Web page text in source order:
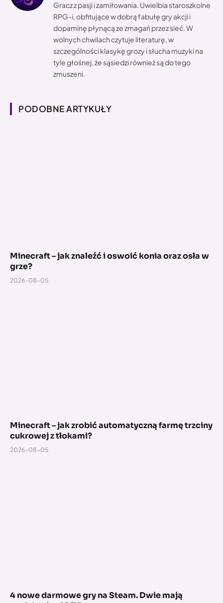
Gracz z pasji i zamiłowania. Uwielbia staroszkolne
RPG-i, obfitujące w dobrą fabułę gry akcji i
dopaminę płynącą ze zmagań przez sieć. W
wolnych chwilach czytuje literaturę, w
szczególności klasykę grozy i słucha muzyki na
tyle głośnej, że sąsiedzi również są do tego
zmuszeni.
PODOBNE ARTYKUŁY
Minecraft – jak znaleźć i oswoić konia oraz osła w
grze?
2026-08-05
Minecraft – jak zrobić automatyczną farmę trzciny
cukrowej z tłokami?
2026-08-05
4 nowe darmowe gry na Steam. Dwie mają